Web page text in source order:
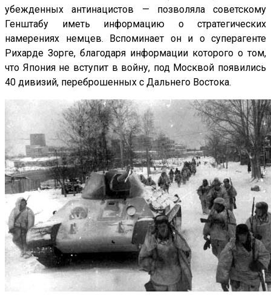
убежденных антинацистов — позволяла советскому
Генштабу иметь информацию о стратегических
намерениях немцев. Вспоминает он и о суперагенте
Рихарде Зорге, благодаря информации которого о том,
что Япония не вступит в войну, под Москвой появились
40 дивизий, переброшенных с Дальнего Востока.